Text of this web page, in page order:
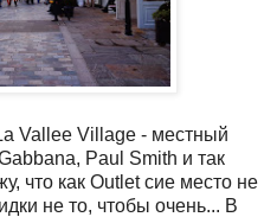
Vallee Village - местный
Paul Smith и так
что как Outlet сие место не
не то, чтобы очень... В